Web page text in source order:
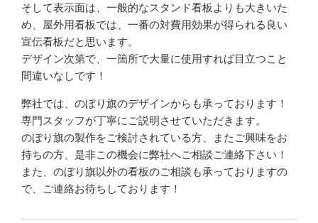
そして表示面は、一般的なスタンド看板よりも大きいた
め、屋外用看板では、一番の対費用効果が得られる良い
宣伝看板だと思います。
デザイン次第で、一箇所で大量に使用すれば目立つこと
間違いなしです！
弊社では、のぼり旗のデザインからも承っております！
専門スタッフが丁寧にご説明させていただきます。
のぼり旗の製作をご検討されている方、またご興味をお
持ちの方、是非この機会に弊社へご相談ご連絡下さい！
また、のぼり旗以外の看板のご相談も承っておりますの
で、ご連絡お待ちしております！